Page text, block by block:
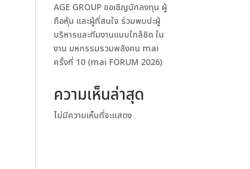
AGE GROUP ขอเชิญนักลงทุน ผู้
ถือหุ้น และผู้ที่สนใจ ร่วมพบปะผู้
บริหารและทีมงานแบบใกล้ชิด ใน
งาน มหกรรมรวมพลังคน mai
ครั้งที่ 10 (mai FORUM 2026)
ความเห็นล่าสุด
ไม่มีความเห็นที่จะแสดง